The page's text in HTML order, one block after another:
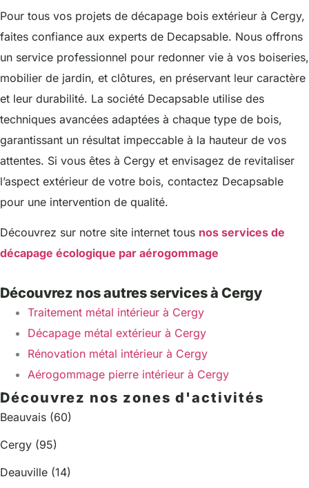
Pour tous vos projets de décapage bois extérieur à Cergy,
faites confiance aux experts de Decapsable. Nous offrons
un service professionnel pour redonner vie à vos boiseries,
mobilier de jardin, et clôtures, en préservant leur caractère
et leur durabilité. La société Decapsable utilise des
techniques avancées adaptées à chaque type de bois,
garantissant un résultat impeccable à la hauteur de vos
attentes. Si vous êtes à Cergy et envisagez de revitaliser
l’aspect extérieur de votre bois, contactez Decapsable
pour une intervention de qualité.
Découvrez sur notre site internet tous nos services de
décapage écologique par aérogommage
Découvrez nos autres services à Cergy
Traitement métal intérieur à Cergy
Décapage métal extérieur à Cergy
Rénovation métal intérieur à Cergy
Aérogommage pierre intérieur à Cergy
Découvrez nos zones d'activités
Beauvais (60)
Cergy (95)
Deauville (14)